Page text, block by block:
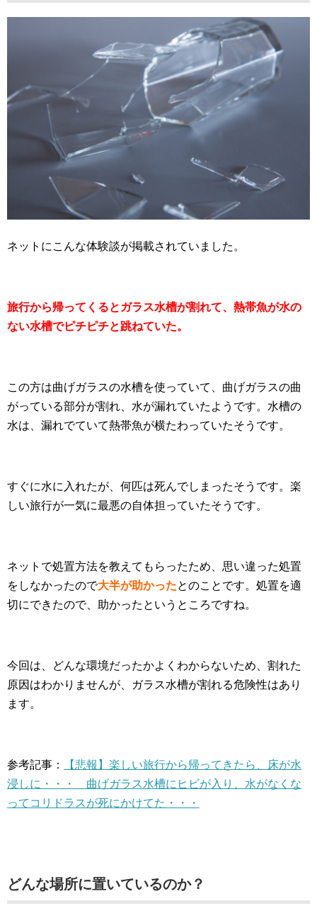
ネットにこんな体験談が掲載されていました。
旅行から帰ってくるとガラス水槽が割れて、熱帯魚が水の
ない水槽でピチピチと跳ねていた。
この方は曲げガラスの水槽を使っていて、曲げガラスの曲
がっている部分が割れ、水が漏れていたようです。水槽の
水は、漏れでていて熱帯魚が横たわっていたそうです。
すぐに水に入れたが、何匹は死んでしまったそうです。楽
しい旅行が一気に最悪の自体担っていたそうです。
ネットで処置方法を教えてもらったため、思い違った処置
をしなかったので大半が助かったとのことです。処置を適
切にできたので、助かったというところですね。
今回は、どんな環境だったかよくわからないため、割れた
原因はわかりませんが、ガラス水槽が割れる危険性はあり
ます。
参考記事：
【悲報】楽しい旅行から帰ってきたら、床が水
浸しに・・・ 曲げガラス水槽にヒビが入り、水がなくな
ってコリドラスが死にかけてた・・・
どんな場所に置いているのか？